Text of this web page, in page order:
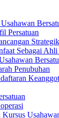
Usahawan
Persatuan
Strategik
Sebagai Ahli
Penubuhan